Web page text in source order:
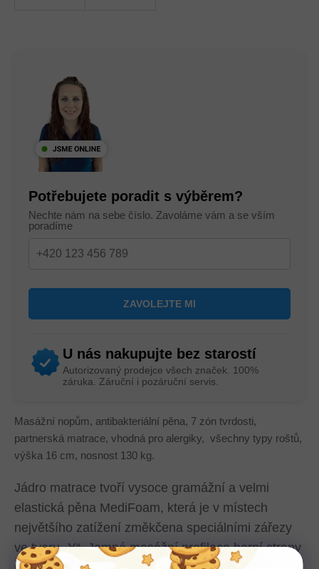
Potřebujete poradit s výběrem?
Nechte nám na sebe číslo. Zavoláme vám a se vším
poradíme
U nás nakupujte bez starostí
Autorizovaný prodejce všech značek. 100%
záruka. Záruční i pozáruční servis.
Masážní nopům, antibakteriální pěna, 7 zón tvrdosti,
partnerská matrace, vhodná pro alergiky, všechny typy roštů,
výška 16 cm, nosnost 130 kg.
Jádro matrace tvoří vysoce gramážní a velmi
elastická pěna MediFoam, která je v místech
největšího zatížení změkčena speciálními zářezy
ve tvaru „Y“. Jemná masážní profilace horní strany